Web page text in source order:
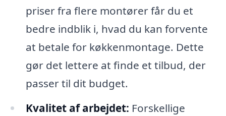
priser fra flere montører får du et
bedre indblik i, hvad du kan forvente
at betale for køkkenmontage. Dette
gør det lettere at finde et tilbud, der
passer til dit budget.
Kvalitet af arbejdet: Forskellige